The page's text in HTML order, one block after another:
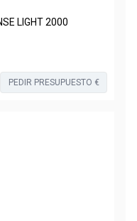
LIGHT 2000
PEDIR PRESUPUESTO €